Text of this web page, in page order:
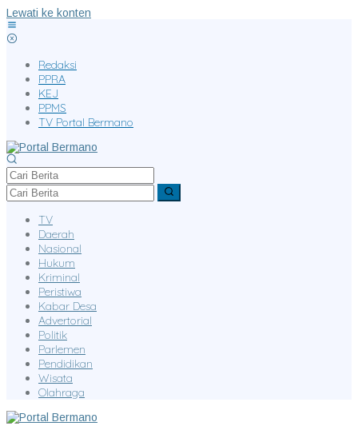
Lewati ke konten
Redaksi
PPRA
KEJ
PPMS
TV Portal Bermano
TV
Daerah
Nasional
Hukum
Kriminal
Peristiwa
Kabar Desa
Advertorial
Politik
Parlemen
Pendidikan
Wisata
Olahraga